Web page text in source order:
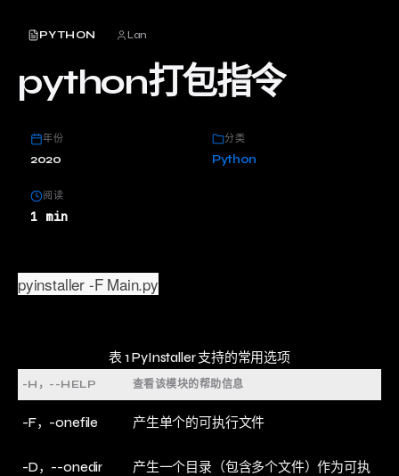
PYTHON Lan
python打包指令
年份
2020
分类
Python
阅读
1 min
pyinstaller -F Main.py
表 1 PyInstaller 支持的常用选项
-H，--HELP 查看该模块的帮助信息
-F，-onefile 产生单个的可执行文件
-D，--onedir
产生一个目录（包含多个文件）作为可执